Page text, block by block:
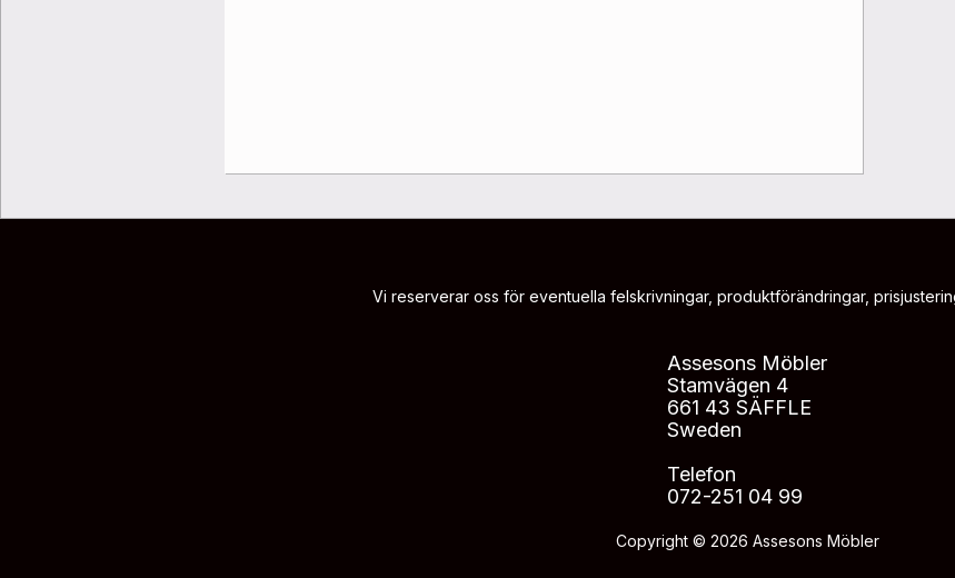
Vi reserverar oss för eventuella felskrivningar, produktförändringar,
Assesons Möbler
Stamvägen 4
661 43 SÄFFLE
Sweden
Telefon
072-251 04 99
Copyright © 2026 Assesons Möbler